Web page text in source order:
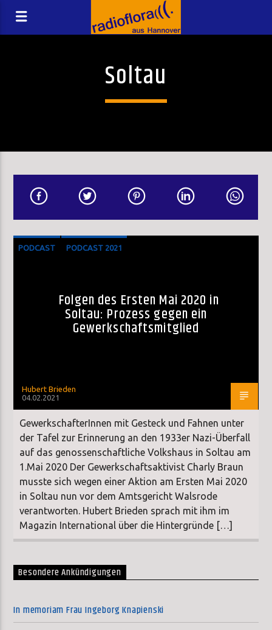
Soltau
PODCAST PODCAST 2021
Folgen des Ersten Mai 2020 in
Soltau: Prozess gegen ein
Gewerkschaftsmitglied
Hubert Brieden
04.02.2021
GewerkschafterInnen mit Gesteck und Fahnen unter
der Tafel zur Erinnerung an den 1933er Nazi-Überfall
auf das genossenschaftliche Volkshaus in Soltau am
1.Mai 2020 Der Gewerkschaftsaktivist Charly Braun
musste sich wegen einer Aktion am Ersten Mai 2020
in Soltau nun vor dem Amtsgericht Walsrode
verantworten. Hubert Brieden sprach mit ihm im
Magazin International über die Hintergründe […]
Besondere Ankündigungen
In memoriam Frau Ingeborg Knapienski